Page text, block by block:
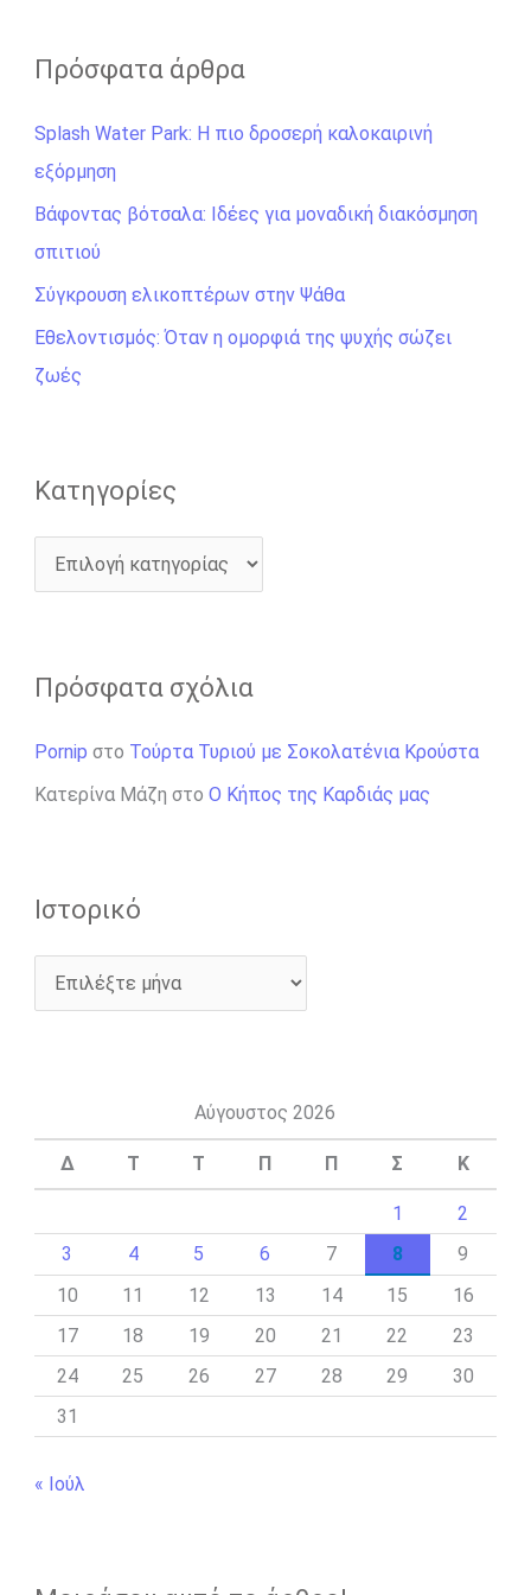
ζ
τ
η
σ
η
γ
ι
α
Πρόσφατα άρθρα
Splash Water Park: Η πιο δροσερή καλοκαιρινή
εξόρμηση
Βάφοντας βότσαλα: Ιδέες για μοναδική διακόσμηση
σπιτιού
Σύγκρουση ελικοπτέρων στην Ψάθα
Εθελοντισμός: Όταν η ομορφιά της ψυχής σώζει
ζωές
Kατηγορίες
Πρόσφατα σχόλια
Pornip στο Τούρτα Τυριού με Σοκολατένια Κρούστα
Κατερίνα Μάζη στο Ο Κήπος της Καρδιάς μας
Ιστορικό
Αύγουστος 2026
Δ Τ Τ Π Π Σ Κ
1
2
3
4 5 6 7 8
9
10
11 12 13 14 15
16
17
18 19 20 21 22
23
24
25 26 27 28 29
30
31
« Ιούλ